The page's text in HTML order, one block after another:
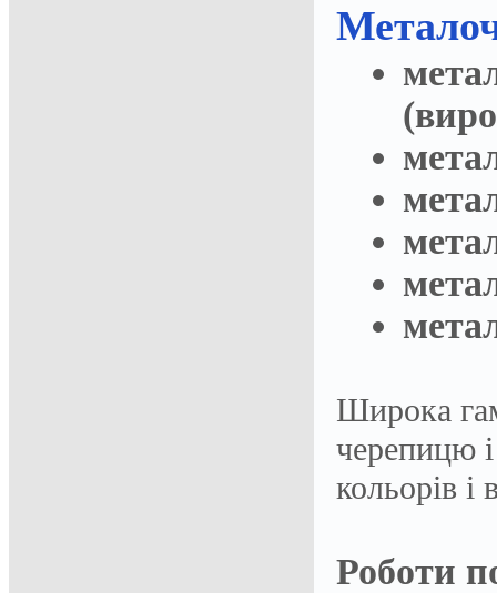
Широка
черепицю
кольорів і
Роботи